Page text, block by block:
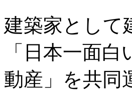
建築家として
「日本一面
動産」を共同